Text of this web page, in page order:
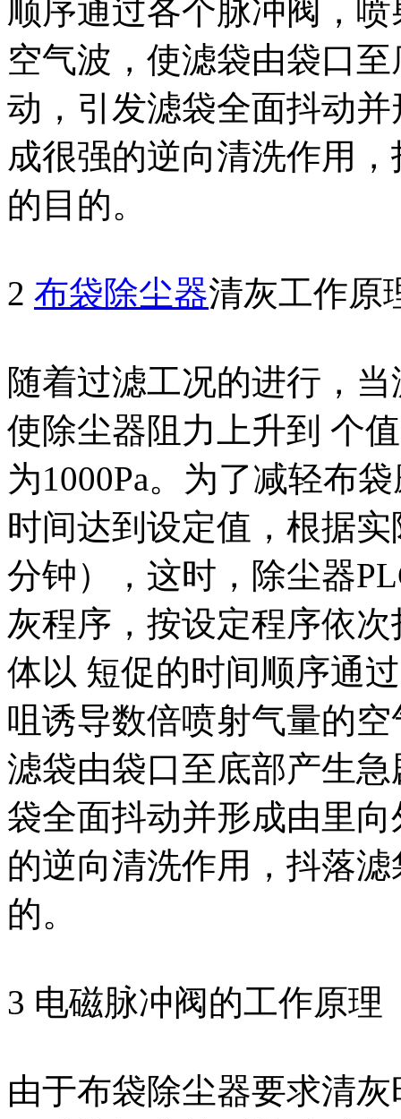
顺序通过各个脉冲阀，
空气波，使滤袋由袋口
动，引发滤袋全面抖动
成很强的逆向清洗作用
的目的。
2 布袋除尘器清灰工作原
随着过滤工况的进行，
使除尘器阻力上升到 个
为1000Pa。为了减轻布
时间达到设定值，根据
分钟），这时，除尘器
灰程序，按设定程序依
体以 短促的时间顺序通
咀诱导数倍喷射气量的
滤袋由袋口至底部产生
袋全面抖动并形成由里
的逆向清洗作用，抖落
的。
3 电磁脉冲阀的工作原理
由于布袋除尘器要求清